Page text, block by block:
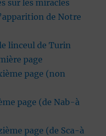
sur les miracles
de Notre
linceul de Turin
page
page (non
page (de Nab-à
page (de Sca-à